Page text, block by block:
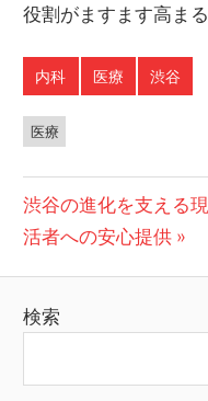
役割がますます高ま
内科 医療 渋谷
医療
投
稿
ビ
ゲ
次
の
渋谷の進化を支える
活者への安心提供
検索